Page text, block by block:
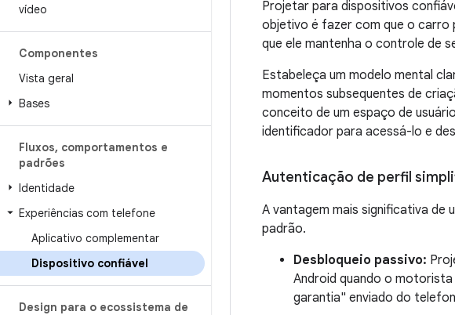
vídeo
Componentes
Vista geral
Bases
Fluxos, comportamentos e
padrões
Identidade
Experiências com telefone
Aplicativo complementar
Dispositivo confiável
Design para o ecossistema de
Projetar para dispositivos
objetivo é fazer com que o carro
que ele mantenha o controle de
Estabeleça um modelo mental
momentos subsequentes de
conceito de um espaço de
identificador para acessá-lo e
Autenticação de perfil
A vantagem mais significativa de
padrão.
Desbloqueio passivo:
Android quando o
garantia" enviado do